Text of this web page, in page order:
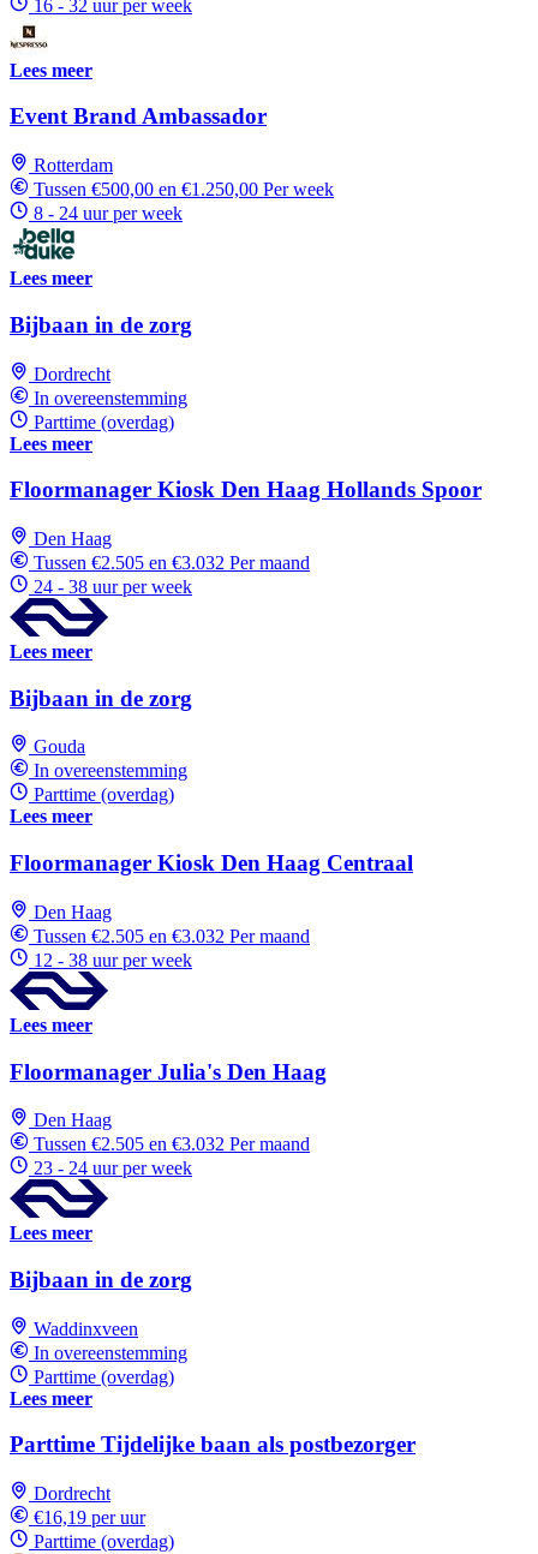
16 - 32 uur per week
Lees meer
Event Brand Ambassador
Rotterdam
Tussen €500,00 en €1.250,00 Per week
8 - 24 uur per week
Lees meer
Bijbaan in de zorg
Dordrecht
In overeenstemming
Parttime (overdag)
Lees meer
Floormanager Kiosk Den Haag Hollands Spoor
Den Haag
Tussen €2.505 en €3.032 Per maand
24 - 38 uur per week
Lees meer
Bijbaan in de zorg
Gouda
In overeenstemming
Parttime (overdag)
Lees meer
Floormanager Kiosk Den Haag Centraal
Den Haag
Tussen €2.505 en €3.032 Per maand
12 - 38 uur per week
Lees meer
Floormanager Julia's Den Haag
Den Haag
Tussen €2.505 en €3.032 Per maand
23 - 24 uur per week
Lees meer
Bijbaan in de zorg
Waddinxveen
In overeenstemming
Parttime (overdag)
Lees meer
Parttime Tijdelijke baan als postbezorger
Dordrecht
€16,19 per uur
Parttime (overdag)